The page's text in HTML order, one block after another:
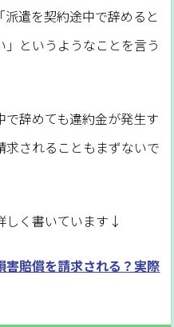
遣を契約途中で辞めると
というようなことを言う
辞めても違約金が発生す
されることもまずないで
しく書いています↓
賠償を請求される？実際